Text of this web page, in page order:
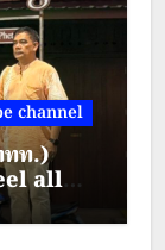
channel
ทท.)
ณ